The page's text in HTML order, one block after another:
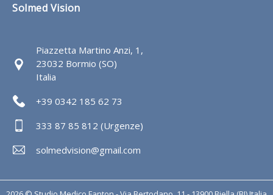
Solmed Vision
Piazzetta Martino Anzi, 1,
23032 Bormio (SO)
Italia
+39 0342 185 62 73
333 87 85 812 (Urgenze)
solmedvision@gmail.com